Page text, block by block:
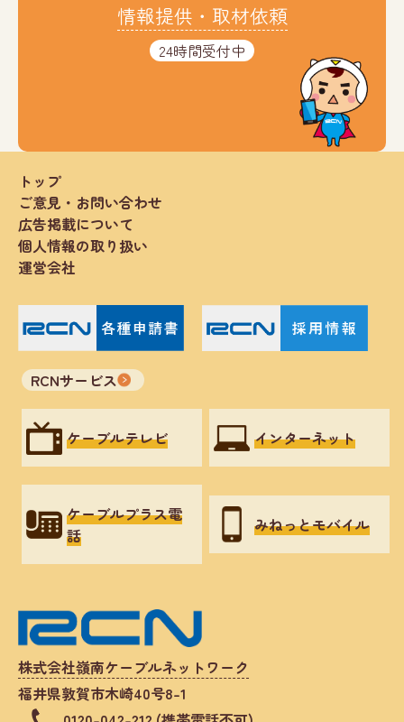
情報提供・取材依頼
24時間受付中
株式会社嶺南ケーブルネットワーク
福井県敦賀市木崎40号8-1
トップ
ご意見・お問い合わせ
広告掲載について
個人情報の取り扱い
運営会社
RCNサービス
ケーブルテレビ インターネット
ケーブルプラス電
話
みねっとモバイル